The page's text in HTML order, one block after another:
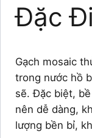
Đặc
Gạch mosaic
trong nước hồ
sẽ. Đặc biệt,
nên dễ dàng,
lượng bền bỉ,